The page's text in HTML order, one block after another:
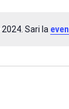
Sari la